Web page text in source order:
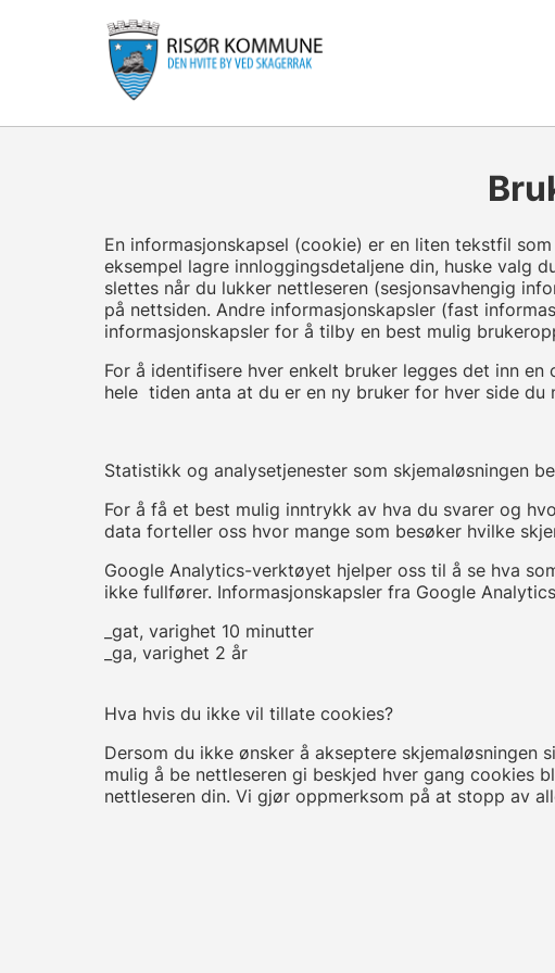
En informasjonskapsel (cookie) er en liten tekstfil
eksempel lagre innloggingsdetaljene din, huske valg
slettes når du lukker nettleseren (sesjonsavhengig
på nettsiden. Andre informasjonskapsler (fast
informasjonskapsler for å tilby en best mulig
For å identifisere hver enkelt bruker legges det inn en
hele tiden anta at du er en ny bruker for hver side du
Statistikk og analysetjenester som skjemaløsningen
For å få et best mulig inntrykk av hva du svarer og
data forteller oss hvor mange som besøker hvilke
Google Analytics-verktøyet hjelper oss til å se hva
ikke fullfører. Informasjonskapsler fra Google
_gat, varighet 10 minutter
_ga, varighet 2 år
Hva hvis du ikke vil tillate cookies?
Dersom du ikke ønsker å akseptere
mulig å be nettleseren gi beskjed hver gang cookies
nettleseren din. Vi gjør oppmerksom på at stopp av